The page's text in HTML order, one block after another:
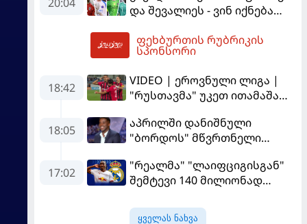
რომელსაც 100%-ით
"ლივერპულის" ყოფილმა
მეკარემ
და შევალიეს - ვინ იქნება
ფეხბურთის რუბრიკის
სპონსორი
18:42
VIDEO | ეროვნული ლიგა |
"რუსთავმა" უკეთ ითამაშა
მოიგო, "ტორპედომ" გვიან
გაიღვიძა...
18:05
აპრილში დანიშნული
"ბორდოს" მწვრთნელი
17:02
"რეალმა" "ლაიფციგისგან"
შემტევი 140 მილიონად
ყველას ნახვა